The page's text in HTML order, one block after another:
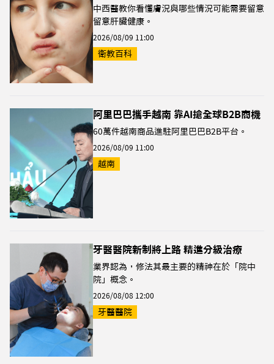
中西醫教你看懂膚況與哪些情況可能需要留意
留意肝臟健康。
2026/08/09 11:00
衛教百科
阿里巴巴攜手越南 靠AI搶全球B2B商機
60萬件越南商品進駐阿里巴巴B2B平台。
2026/08/09 11:00
越南
牙醫醫院新制將上路 精進分級治療
業界認為，修法其最主要的精神在於「院中
院」概念。
2026/08/08 12:00
牙醫醫院